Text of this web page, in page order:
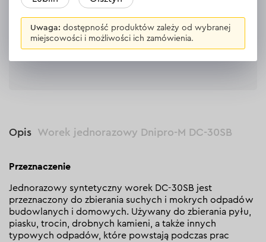
Zostaw opinię
Opis Worek jednorazowy Dnipro-M DC-30SB
Przeznaczenie
Jednorazowy syntetyczny worek DC-30SB jest
przeznaczony do zbierania suchych i mokrych odpadów
budowlanych i domowych. Używany do zbierania pyłu,
piasku, trocin, drobnych kamieni, a także innych
typowych odpadów, które powstają podczas prac
Uwaga: dostępność produktów zależy od wybranej
miejscowości i możliwości ich zamówienia.